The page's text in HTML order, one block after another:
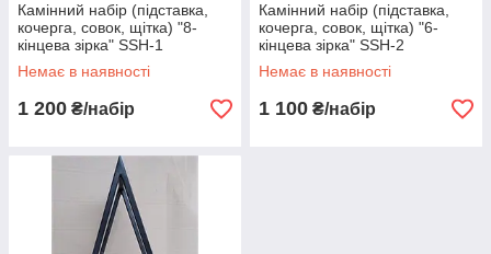
Камінний набір (підставка,
кочерга, совок, щітка) "8-
кінцева зірка" SSH-1
Немає в наявності
1 200 ₴/набір
Камінний набір (підставка,
кочерга, совок, щітка) "6-
кінцева зірка" SSH-2
Немає в наявності
1 100 ₴/набір